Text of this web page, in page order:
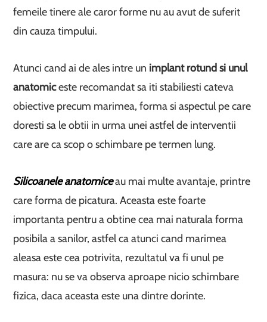
femeile tinere ale caror forme nu au avut de suferit
din cauza timpului.
Atunci cand ai de ales intre un implant rotund si unul
anatomiceste recomandat sa iti stabiliesti cateva
obiective precum marimea, forma si aspectul pe care
doresti sa le obtii in urma unei astfel de interventii
care are ca scop o schimbare pe termen lung.
Silicoanele anatomiceau mai multe avantaje, printre
care forma de picatura. Aceasta este foarte
importanta pentru a obtine cea mai naturala forma
posibila a sanilor, astfel ca atunci cand marimea
aleasa este cea potrivita, rezultatul va fi unul pe
masura: nu se va observa aproape nicio schimbare
fizica, daca aceasta este una dintre dorinte.